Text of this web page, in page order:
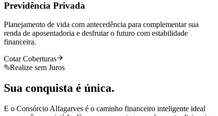
Previdência Privada
Planejamento de vida com antecedência para complementar sua
renda de aposentadoria e desfrutar o futuro com estabilidade
financeira.
Cotar Coberturas
Realize sem Juros
Sua conquista é única.
E o Consórcio Alfagarves é o caminho financeiro inteligente ideal